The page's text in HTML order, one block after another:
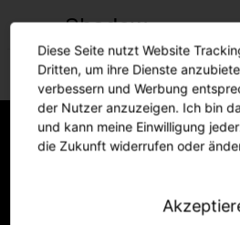
Shadow
Diese Seite nutzt Website
Dritten, um ihre Dienste
verbessern und Werbung
der Nutzer anzuzeigen. Ich bin
und kann meine Einwilligung
die Zukunft widerrufen oder